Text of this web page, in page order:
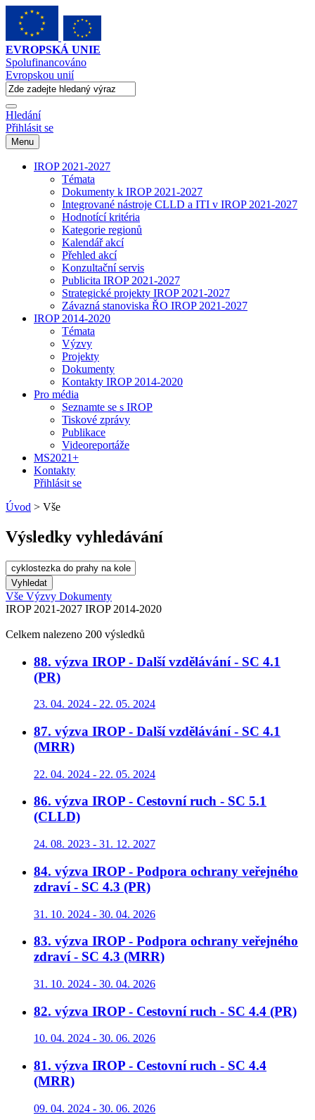
EVROPSKÁ UNIE
Spolufinancováno
Evropskou unií
Hledání
Přihlásit se
Menu
IROP 2021-2027
Témata
Dokumenty k IROP 2021-2027
Integrované nástroje CLLD a ITI v IROP 2021-2027
Hodnotící kritéria
Kategorie regionů
Kalendář akcí
Přehled akcí
Konzultační servis
Publicita IROP 2021-2027
Strategické projekty IROP 2021-2027
Závazná stanoviska ŘO IROP 2021-2027
IROP 2014-2020
Témata
Výzvy
Projekty
Dokumenty
Kontakty IROP 2014-2020
Pro média
Seznamte se s IROP
Tiskové zprávy
Publikace
Videoreportáže
MS2021+
Kontakty
Přihlásit se
Úvod > Vše
Výsledky vyhledávání
Vše Výzvy Dokumenty
IROP 2021-2027 IROP 2014-2020
Celkem nalezeno 200 výsledků
88. výzva IROP - Další vzdělávání - SC 4.1
(PR)
23. 04. 2024 - 22. 05. 2024
87. výzva IROP - Další vzdělávání - SC 4.1
(MRR)
22. 04. 2024 - 22. 05. 2024
86. výzva IROP - Cestovní ruch - SC 5.1
(CLLD)
24. 08. 2023 - 31. 12. 2027
84. výzva IROP - Podpora ochrany veřejného
zdraví - SC 4.3 (PR)
31. 10. 2024 - 30. 04. 2026
83. výzva IROP - Podpora ochrany veřejného
zdraví - SC 4.3 (MRR)
31. 10. 2024 - 30. 04. 2026
82. výzva IROP - Cestovní ruch - SC 4.4 (PR)
10. 04. 2024 - 30. 06. 2026
81. výzva IROP - Cestovní ruch - SC 4.4
(MRR)
09. 04. 2024 - 30. 06. 2026